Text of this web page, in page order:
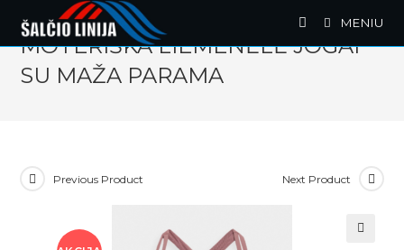
content
MENIU
MOTERIŠKA LIEMENĖLĖ JOGAI
SU MAŽA PARAMA
Previous Product Next Product